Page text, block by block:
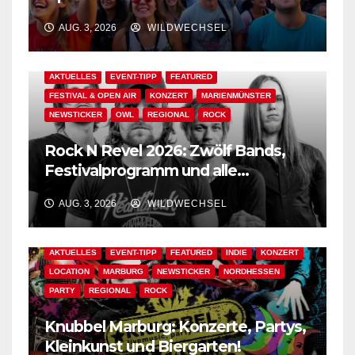
Der Ww-Festival-Planer!
AUG. 3, 2026 WILDWECHSEL
AKTUELLES EVENT-TIPP FEATURED
FESTIVAL & OPEN AIR KONZERT MARIENMÜNSTER
NEWSTICKER OWL REGIONAL ROCK
Rock N Revel 2026: Zwölf Bands,
Festivalprogramm und alle
wichtigen Informationen!
AUG. 3, 2026 WILDWECHSEL
AKTUELLES EVENT-TIPP FEATURED INDIE KONZERT
LOCATION MARBURG NEWSTICKER NORDHESSEN
PARTY REGIONAL ROCK
Knubbel Marburg: Konzerte, Partys,
Kleinkunst und Biergarten!